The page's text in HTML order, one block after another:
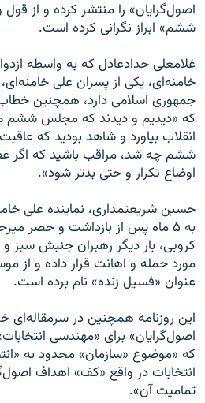
اصول‌گرایان» را منتشر کرده و از
ششم» ابراز نگرانی کرده است.
غلامعلی حدادعادل که به واسطه
خامنه‌ای، یکی از پسران علی
جمهوری اسلامی دارد، همچنین
که «دیدیم و دیدند که مجلس
انقلاب بیاورد و شاهد بودید که
ششم چه شد، مراقب باشید که
اوضاع تکرار و حتی بد‌تر شود».
حسین شریعتمداری، نماینده علی
به ۵ ماه پس از بازداشت و حصر
کروبی، بار دیگر رهبران جنبش سبز
مورد حمله و اهانت قرار داده و از
عنوان «فسیل زنده» نام برده است.
این روزنامه همچنین در سرمقاله‌ای
اصول‌گرایان» برای «مهندسی
که «موضوع «سازمان» محدود به
انتخابات در واقع «کف» اهداف
تمامیت آن».